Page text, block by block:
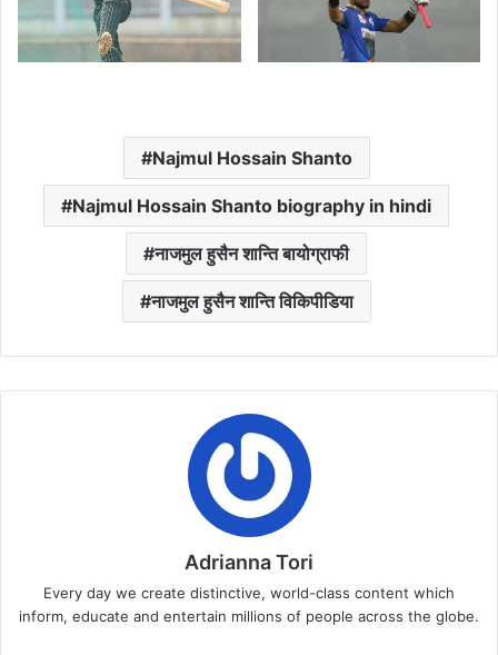
Najmul Hossain Shanto
Najmul Hossain Shanto biography in hindi
नाजमुल हुसैन शान्ति बायोग्राफी
नाजमुल हुसैन शान्ति विकिपीडिया
Adrianna Tori
Every day we create distinctive, world-class content which
inform, educate and entertain millions of people across the globe.